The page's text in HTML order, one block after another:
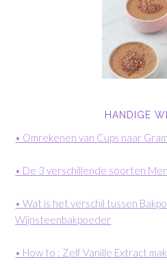
HANDIGE
• Omrekenen van Cups naar
• De 3 verschillende soorten
• Wat is het verschil tussen
Wijnsteenbakpoeder
• How to : Zelf Vanille Extract